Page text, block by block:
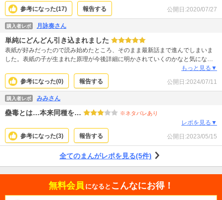
続編を読みたいとまではおもいませんでした。
参考になった(17) 報告する 公開日:2020/07/27
購入者レポ 月詠奏さん
単純にどんどん引き込まれました
表紙が好みだったので読み始めたところ、そのまま最新話まで進んでしまいま
した。表紙の子が生まれた原理が今後詳細に明かされていくのかなと気になる
ところです。また主要人物たちがどういう運命を辿るのか、草薙さんがどうい
う未来を望んでいるのか、楽しみにしています。 個人的には表紙の子が幸せに
なってくれるENDを望んでます・・！
もっと見る▼
参考になった(0) 報告する 公開日:2024/07/11
購入者レポ みみさん
蠱毒とは…本来同種を… ※ネタバレあり
レポを見る▼
参考になった(3) 報告する 公開日:2023/05/15
全てのまんがレポを見る(5件)
無料会員 になると こんなにお得！